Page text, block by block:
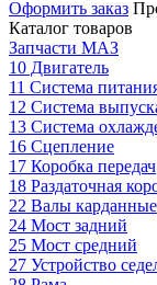
Оформить заказ
Каталог товаров
Запчасти МАЗ
10 Двигатель
11 Система
12 Система
13 Система
16 Сцепление
17 Коробка передач
18 Раздаточная
22 Валы карданные
24 Мост задний
25 Мост средний
27 Устройство